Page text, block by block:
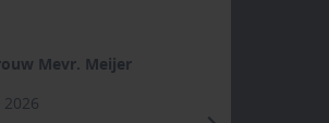
Mevr. Meijer